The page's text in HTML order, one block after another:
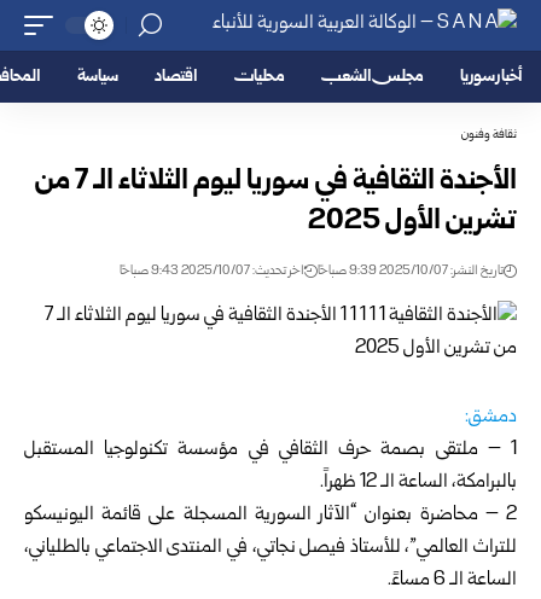
أخبار سوريا مجلس الشعب محليات اقتصاد سياسة
ثقافة وفنون
الأجندة الثقافية في سوريا ليوم الثلاثاء الـ 7 من
تشرين الأول 2025
تاريخ النشر: 2025/10/07 9:39 صباحًا اخر تحديث: 2025/10/07 9:43 صباحًا
دمشق:
1 – ملتقى بصمة حرف الثقافي في مؤسسة تكنولوجيا المستقبل
بالبرامكة، الساعة الـ 12 ظهراً.
2 – محاضرة بعنوان “الآثار السورية المسجلة على قائمة اليونيسكو
للتراث العالمي”، للأستاذ فيصل نجاتي، في المنتدى الاجتماعي بالطلياني،
الساعة الـ 6 مساءً.